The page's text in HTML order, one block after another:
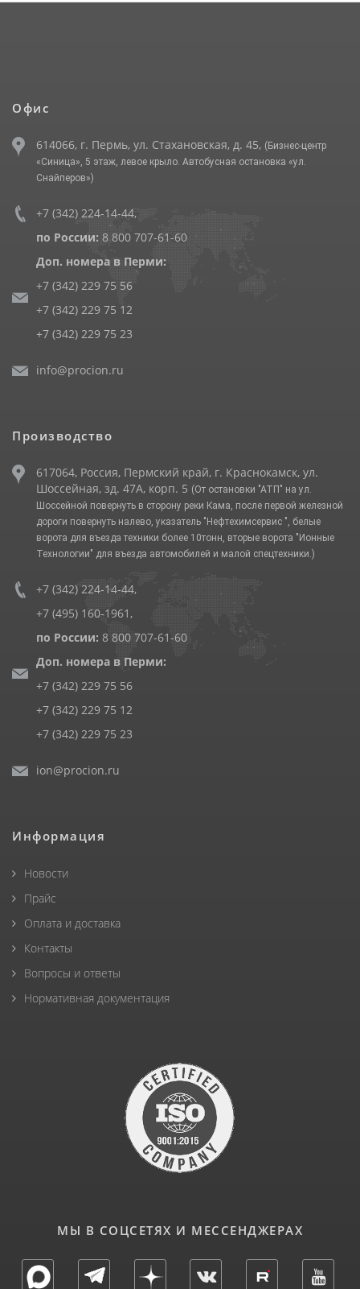
Офис
614066, г. Пермь, ул. Стахановская, д. 45, (Бизнес-центр
«Синица», 5 этаж, левое крыло. Автобусная остановка «ул.
Снайперов»)
+7 (342) 224-14-44,
по России: 8 800 707-61-60
Доп. номера в Перми:
+7 (342) 229 75 56
+7 (342) 229 75 12
+7 (342) 229 75 23
info@procion.ru
Производство
617064, Россия, Пермский край, г. Краснокамск, ул.
Шоссейная, зд. 47А, корп. 5 (От остановки "АТП" на ул.
Шоссейной повернуть в сторону реки Кама, после первой железной
дороги повернуть налево, указатель "Нефтехимсервис ", белые
ворота для въезда техники более 10тонн, вторые ворота "Ионные
Технологии" для въезда автомобилей и малой спецтехники.)
+7 (342) 224-14-44,
+7 (495) 160-1961 ,
по России: 8 800 707-61-60
Доп. номера в Перми:
+7 (342) 229 75 56
+7 (342) 229 75 12
+7 (342) 229 75 23
ion@procion.ru
Информация
Новости
Прайс
Оплата и доставка
Контакты
Вопросы и ответы
Нормативная документация
МЫ В СОЦСЕТЯХ И МЕССЕНДЖЕРАХ